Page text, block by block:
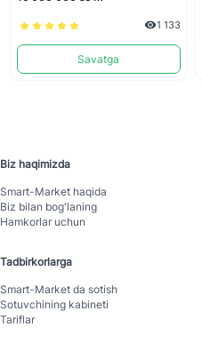
1 133
Savatga
Biz haqimizda
Smart-Mаrket haqida
Biz bilan bog'laning
Hamkorlar uchun
Tadbirkorlarga
Smart-Mаrket da sotish
Sotuvchining kabineti
Tariflar